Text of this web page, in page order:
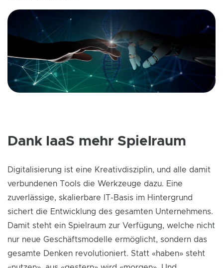
Dank IaaS mehr Spielraum
Digitalisierung ist eine Kreativdisziplin, und alle damit
verbundenen Tools die Werkzeuge dazu. Eine
zuverlässige, skalierbare IT-Basis im Hintergrund
sichert die Entwicklung des gesamten Unternehmens.
Damit steht ein Spielraum zur Verfügung, welche nicht
nur neue Geschäftsmodelle ermöglicht, sondern das
gesamte Denken revolutioniert. Statt «haben» steht